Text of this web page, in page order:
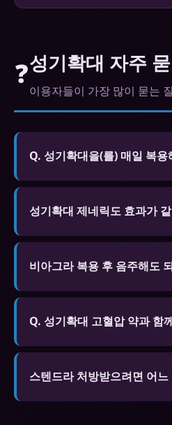
❓성기확대 자주
이용자들이 가장 많이 묻는
Q. 성기확대을(를) 매일 복용
A. 시알리스 5mg는 매일 복
있습니다. 다른 제품은 필요
성기확대 제네릭도 효과가
FDA나 식약처 승인을 받은
일한 활성 성분을 포함하며
비아그라 복용 후 음주해도
소량(맥주 1~2잔)은 큰 문제
겹쳐 어지러움이 생길 수 있
이 좋습니다.
Q. 성기확대 고혈압 약과 함
A. 일부 고혈압 약과 병용하
질 수 있습니다. 현재 복용 중
스텐드라 처방받으려면 어